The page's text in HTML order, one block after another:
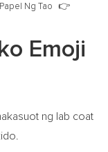
Papel Ng Tao
Emoji
ng lab coat